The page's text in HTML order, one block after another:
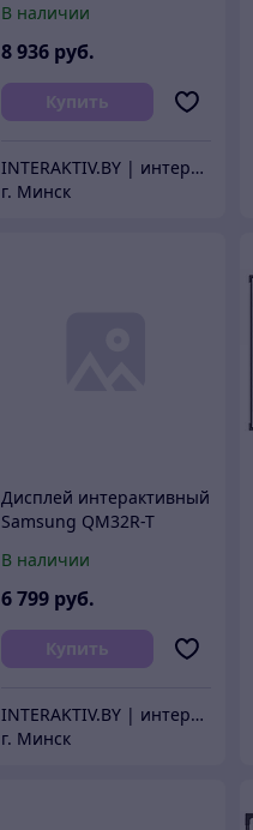
В наличии
8 936 руб.
Купить
INTERAKTIV.BY | интерактивное оборудование
г. Минск
Дисплей интерактивный
Samsung QM32R-T
В наличии
6 799 руб.
Купить
INTERAKTIV.BY | интерактивное оборудование
г. Минск